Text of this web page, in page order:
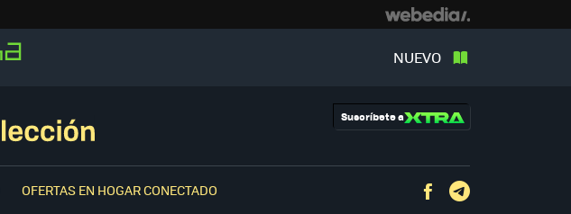
NUEVO
Suscríbete a
OFERTAS EN HOGAR CONECTADO Facebook